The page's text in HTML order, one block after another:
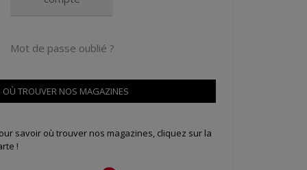
Mot de passe oublié ?
OÙ TROUVER NOS MAGAZINES
savoir où trouver nos magazines, cliquez sur la
!